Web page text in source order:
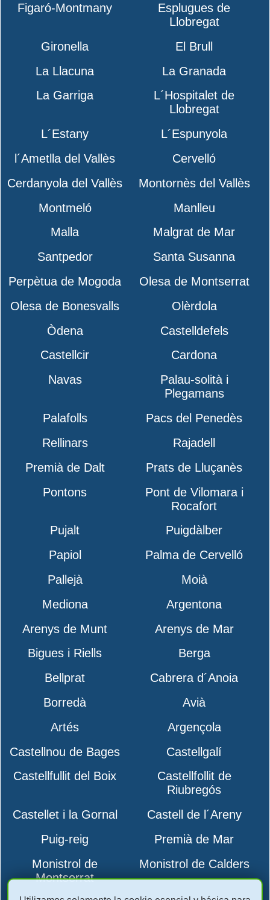
Figaró-Montmany
Esplugues de
Llobregat
Gironella
El Brull
La Llacuna
La Granada
La Garriga
L´Hospitalet de
Llobregat
L´Estany
L´Espunyola
l´Ametlla del Vallès
Cervelló
Cerdanyola del Vallès
Montornès del Vallès
Montmeló
Manlleu
Malla
Malgrat de Mar
Santpedor
Santa Susanna
Perpètua de Mogoda
Olesa de Montserrat
Olesa de Bonesvalls
Olèrdola
Òdena
Castelldefels
Castellcir
Cardona
Navas
Palau-solità i
Plegamans
Palafolls
Pacs del Penedès
Rellinars
Rajadell
Premià de Dalt
Prats de Lluçanès
Pontons
Pont de Vilomara i
Rocafort
Pujalt
Puigdàlber
Papiol
Palma de Cervelló
Pallejà
Moià
Mediona
Argentona
Arenys de Munt
Arenys de Mar
Bigues i Riells
Berga
Bellprat
Cabrera d´Anoia
Borredà
Avià
Artés
Argençola
Castellnou de Bages
Castellgalí
Castellfullit del Boix
Castellfollit de
Riubregós
Castellet i la Gornal
Castell de l´Areny
Puig-reig
Premià de Mar
Monistrol de
Montserrat
Monistrol de Calders